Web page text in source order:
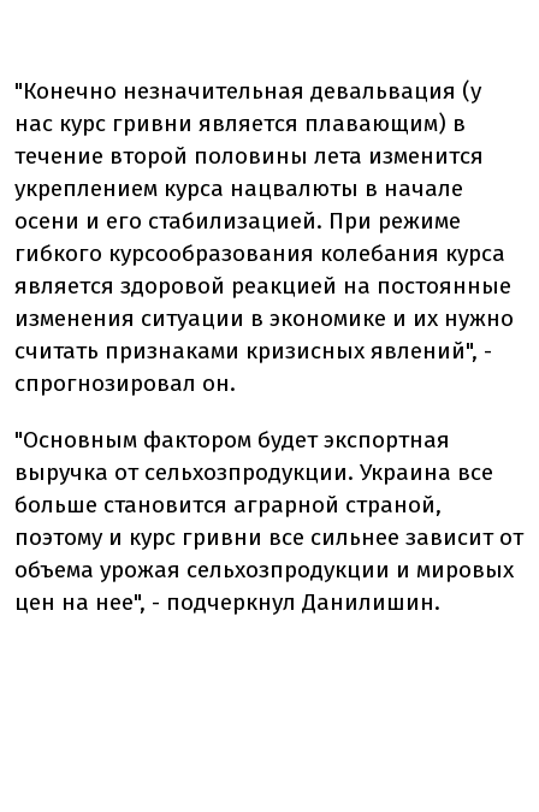
"Конечно незначительная девальвация (у
нас курс гривни является плавающим) в
течение второй половины лета изменится
укреплением курса нацвалюты в начале
осени и его стабилизацией. При режиме
гибкого курсообразования колебания курса
является здоровой реакцией на постоянные
изменения ситуации в экономике и их нужно
считать признаками кризисных явлений", -
спрогнозировал он.
"Основным фактором будет экспортная
выручка от сельхозпродукции. Украина все
больше становится аграрной страной,
поэтому и курс гривни все сильнее зависит от
объема урожая сельхозпродукции и мировых
цен на нее", - подчеркнул Данилишин.